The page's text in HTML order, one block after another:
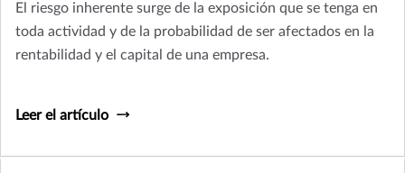
El riesgo inherente surge de la exposición que se tenga en
toda actividad y de la probabilidad de ser afectados en la
rentabilidad y el capital de una empresa.
Leer el artículo